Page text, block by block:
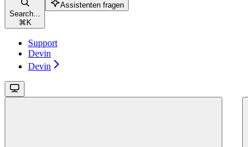
Search...
⌘ K
Assistenten fragen
Support
Devin
Devin